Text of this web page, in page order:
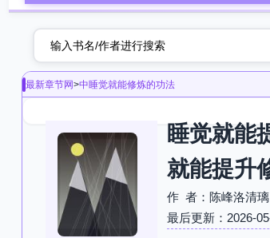
最新章节网>中睡觉就能修炼的功法
睡觉就能
就能提升
作 者：陈峰洛清璃
最后更新：2026-